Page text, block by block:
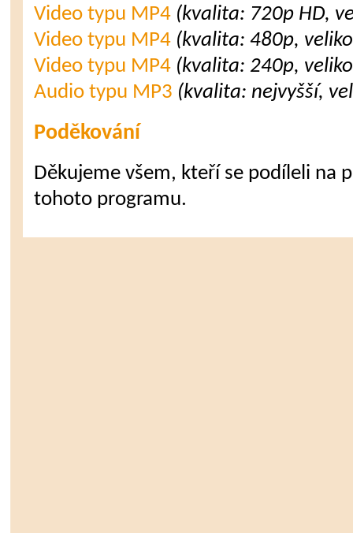
Video typu MP4 (kvalita: 720p HD,
Video typu MP4 (kvalita: 480p,
Video typu MP4 (kvalita: 240p,
Audio typu MP3 (kvalita: nejvyšší,
Poděkování
Děkujeme všem, kteří se podíleli na
tohoto programu.